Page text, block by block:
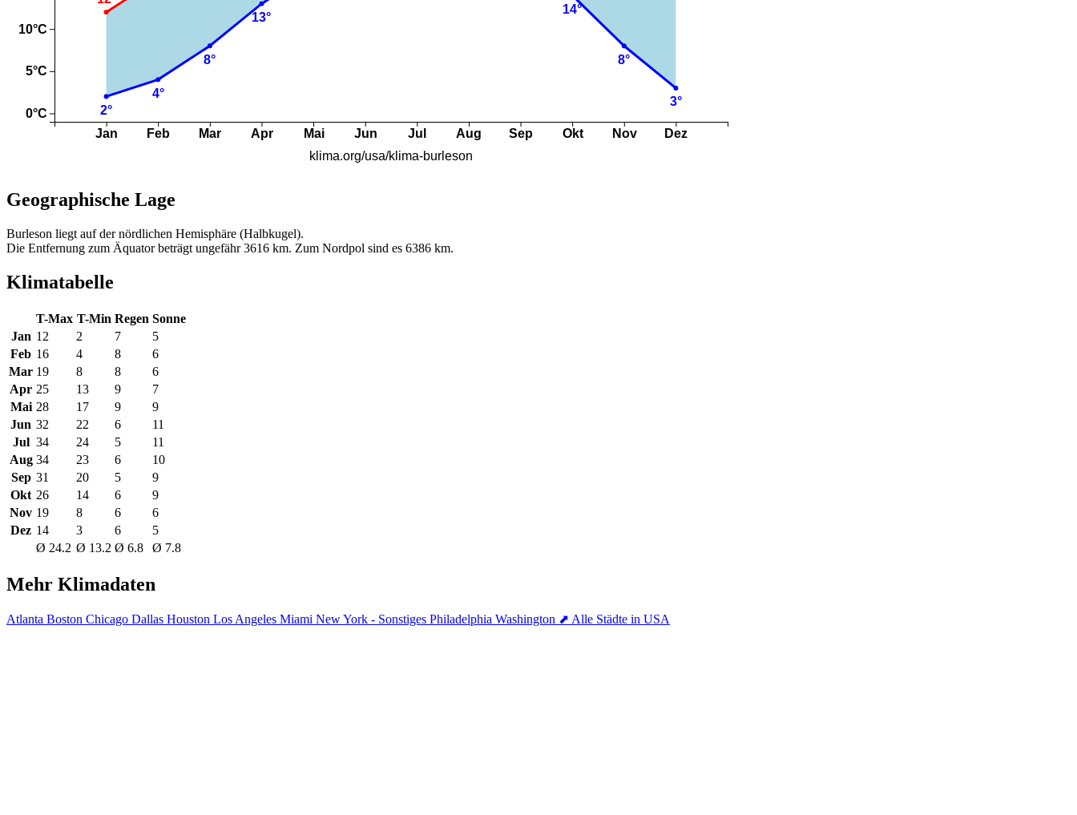
Geographische Lage
Burleson liegt auf der nördlichen Hemisphäre (Halbkugel).
Die Entfernung zum Äquator beträgt ungefähr 3616 km. Zum Nordpol sind es 6386 km.
Klimatabelle
T-Max T-Min Regen Sonne
Jan 12 2 7
5
Feb 16 4 8
6
Mar 19 8 8
6
Apr 25 13 9
7
Mai 28 17 9
9
Jun 32 22 6
11
Jul 34 24 5
11
Aug 34 23 6
10
Sep 31 20 5
9
Okt 26 14 6
9
Nov 19 8 6
6
Dez 14 3 6
5
Ø 24.2 Ø 13.2 Ø 6.8 Ø 7.8
Mehr Klimadaten
Atlanta Boston Chicago Dallas Houston Los Angeles Miami New York - Sonstiges Philadelphia Washington ⬈ Alle Städte in USA